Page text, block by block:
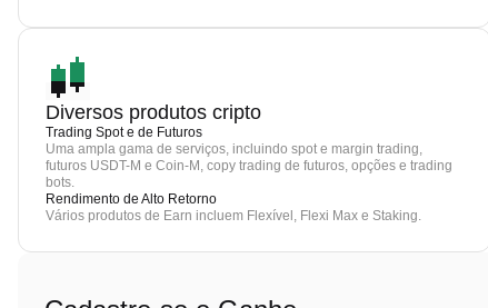
Diversos produtos cripto
Trading Spot e de Futuros
Uma ampla gama de serviços, incluindo spot e margin trading,
futuros USDT-M e Coin-M, copy trading de futuros, opções e trading
bots.
Rendimento de Alto Retorno
Vários produtos de Earn incluem Flexível, Flexi Max e Staking.